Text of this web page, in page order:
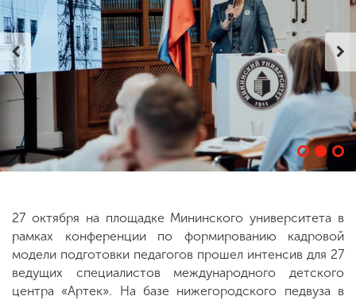
ENG SPN CHI
Приемная
комиссия
+7 (831) 262-26-20
27 октября на площадке Мининского университета в
рамках конференции по формированию кадровой
модели подготовки педагогов прошел интенсив для 27
ведущих специалистов международного детского
центра «Артек». На базе нижегородского педвуза в